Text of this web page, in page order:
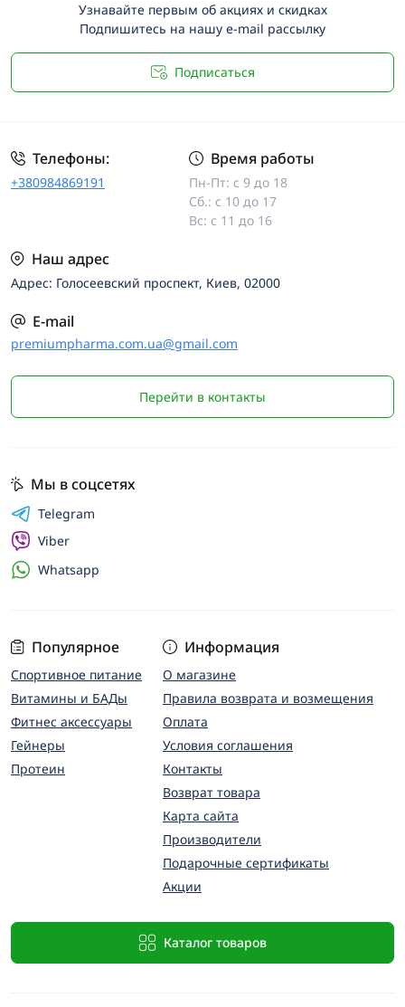
Узнавайте первым об акциях и скидках
Подпишитесь на нашу e-mail рассылку
Подписаться
Телефоны:
+380984869191
Время работы
Пн-Пт: с 9 до 18
Сб.: с 10 до 17
Вс: с 11 до 16
Наш адрес
Адрес: Голосеевский проспект, Киев, 02000
E-mail
premiumpharma.com.ua@gmail.com
Перейти в контакты
Популярное
Спортивное питание
Витамины и БАДы
Фитнес аксессуары
Гейнеры
Протеин
Информация
О магазине
Правила возврата и возмещения
Оплата
Условия соглашения
Контакты
Возврат товара
Карта сайта
Производители
Подарочные сертификаты
Акции
Каталог товаров
Мы в соцсетях
Telegram
Viber
Whatsapp